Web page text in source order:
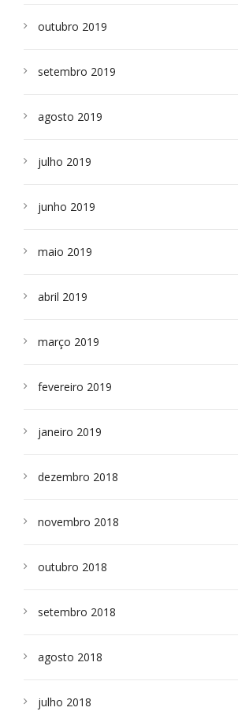
outubro 2019
setembro 2019
agosto 2019
julho 2019
junho 2019
maio 2019
abril 2019
março 2019
fevereiro 2019
janeiro 2019
dezembro 2018
novembro 2018
outubro 2018
setembro 2018
agosto 2018
julho 2018